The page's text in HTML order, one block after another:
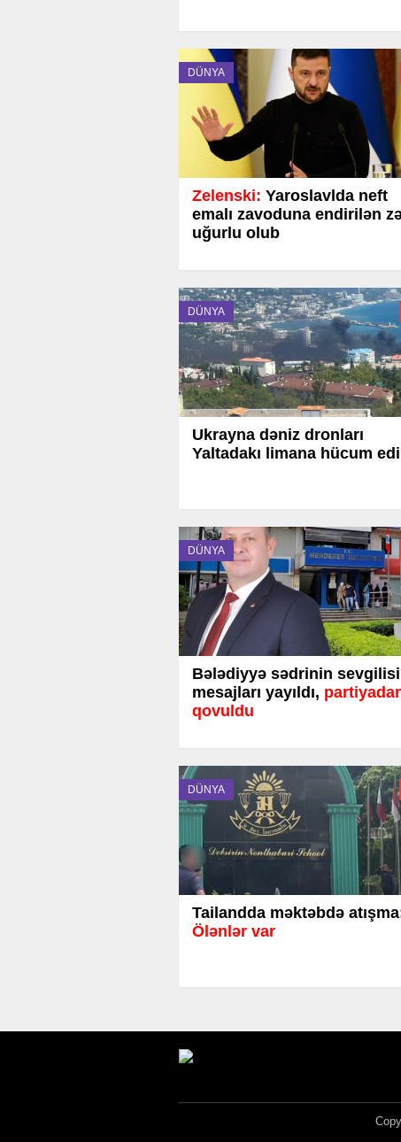
DÜNYA
Zelenski: Yaroslavlda neft
emalı zavoduna endirilən
uğurlu olub
DÜNYA
Ukrayna dəniz dronları
Yaltadakı limana hücum
DÜNYA
Bələdiyyə sədrinin
mesajları yayıldı,
qovuldu
DÜNYA
Tailandda məktəbdə
Ölənlər var